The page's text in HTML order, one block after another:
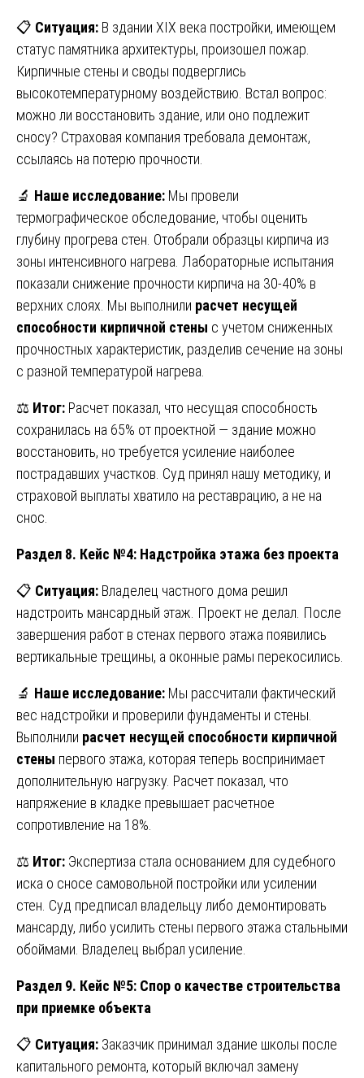
📋 Ситуация: В здании XIX века постройки, имеющем
статус памятника архитектуры, произошел пожар.
Кирпичные стены и своды подверглись
высокотемпературному воздействию. Встал вопрос:
можно ли восстановить здание, или оно подлежит
сносу? Страховая компания требовала демонтаж,
ссылаясь на потерю прочности.
🔬 Наше исследование: Мы провели
термографическое обследование, чтобы оценить
глубину прогрева стен. Отобрали образцы кирпича из
зоны интенсивного нагрева. Лабораторные испытания
показали снижение прочности кирпича на 30-40% в
верхних слоях. Мы выполнили расчет несущей
способности кирпичной стены с учетом сниженных
прочностных характеристик, разделив сечение на зоны
с разной температурой нагрева.
⚖️ Итог: Расчет показал, что несущая способность
сохранилась на 65% от проектной — здание можно
восстановить, но требуется усиление наиболее
пострадавших участков. Суд принял нашу методику, и
страховой выплаты хватило на реставрацию, а не на
снос.
Раздел 8. Кейс №4: Надстройка этажа без проекта
📋 Ситуация: Владелец частного дома решил
надстроить мансардный этаж. Проект не делал. После
завершения работ в стенах первого этажа появились
вертикальные трещины, а оконные рамы перекосились.
🔬 Наше исследование: Мы рассчитали фактический
вес надстройки и проверили фундаменты и стены.
Выполнили расчет несущей способности кирпичной
стены первого этажа, которая теперь воспринимает
дополнительную нагрузку. Расчет показал, что
напряжение в кладке превышает расчетное
сопротивление на 18%.
⚖️ Итог: Экспертиза стала основанием для судебного
иска о сносе самовольной постройки или усилении
стен. Суд предписал владельцу либо демонтировать
мансарду, либо усилить стены первого этажа стальными
обоймами. Владелец выбрал усиление.
Раздел 9. Кейс №5: Спор о качестве строительства
при приемке объекта
📋 Ситуация: Заказчик принимал здание школы после
капитального ремонта, который включал замену